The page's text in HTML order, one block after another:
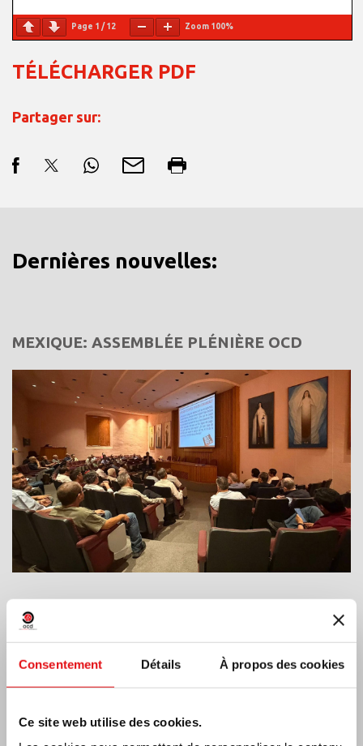
Consentement Détails À propos des cookies
Ce site web utilise des cookies.
Page 1 /12 Zoom 100%
TÉLÉCHARGER PDF
Partager sur:
Dernières nouvelles:
MEXIQUE: ASSEMBLÉE PLÉNIÈRE OCD
Inde : Bénédiction et inauguration du musée
Lumen Carmeli